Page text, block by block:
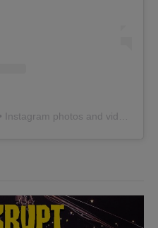
Instagram photos and videos